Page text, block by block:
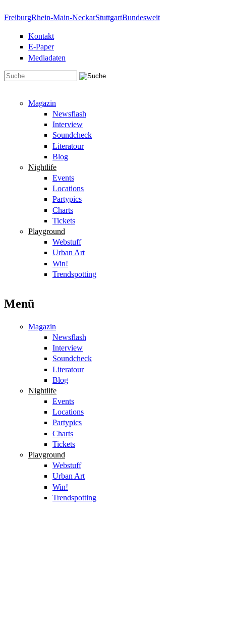
FreiburgRhein-Main-NeckarStuttgartBundesweit
Kontakt
E-Paper
Mediadaten
Magazin
Newsflash
Interview
Soundcheck
Literatour
Blog
Nightlife
Events
Locations
Partypics
Charts
Tickets
Playground
Webstuff
Urban Art
Win!
Trendspotting
Menü
Magazin
Newsflash
Interview
Soundcheck
Literatour
Blog
Nightlife
Events
Locations
Partypics
Charts
Tickets
Playground
Webstuff
Urban Art
Win!
Trendspotting